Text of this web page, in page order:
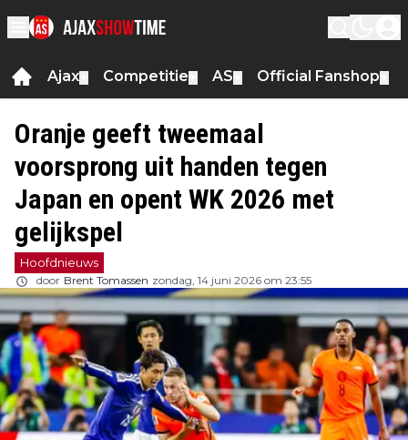
Ajax Competitie AS Official Fanshop
Oranje geeft tweemaal
voorsprong uit handen tegen
Japan en opent WK 2026 met
gelijkspel
Hoofdnieuws
door Brent Tomassen zondag, 14 juni 2026 om 23:55